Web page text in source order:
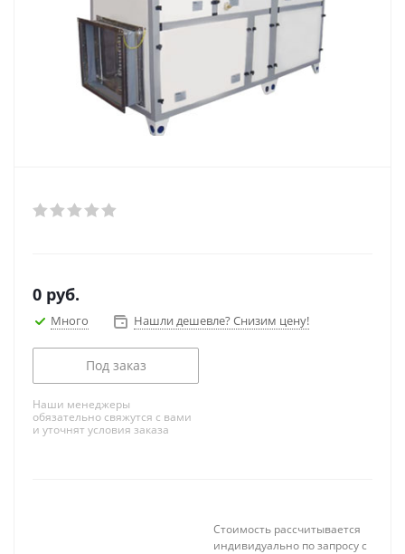
0 руб.
Много Нашли дешевле? Снизим цену!
Под заказ
Наши менеджеры
обязательно свяжутся с вами
и уточнят условия заказа
Стоимость рассчитывается
индивидуально по запросу с